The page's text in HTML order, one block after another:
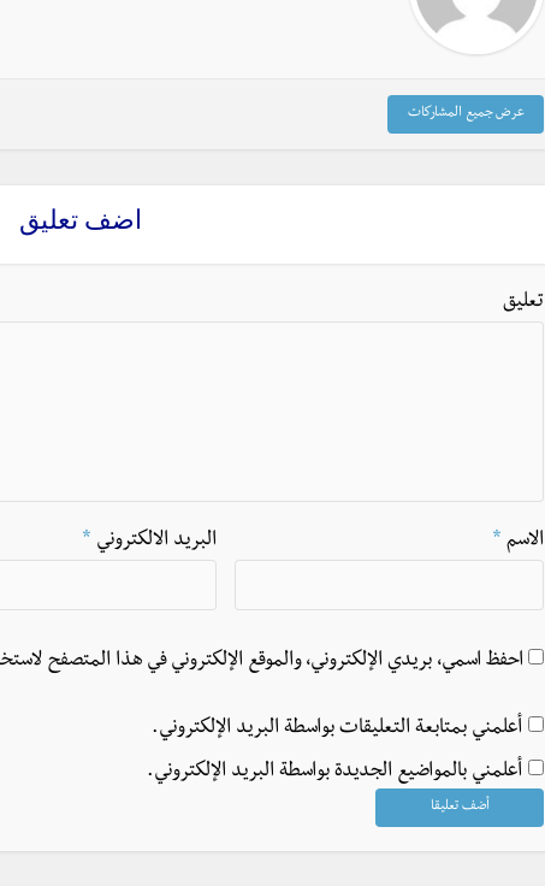
عرض جميع المشاركات
اضف تعليق
تعليق
الاسم * البريد الالكتروني *
احفظ اسمي، بريدي الإلكتروني، والموقع الإلكتروني في هذا المتصفح
أعلمني بمتابعة التعليقات بواسطة البريد الإلكتروني.
أعلمني بالمواضيع الجديدة بواسطة البريد الإلكتروني.